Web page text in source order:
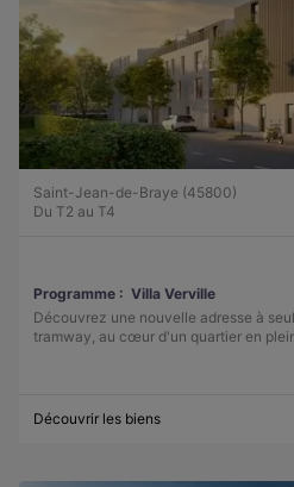
Saint-Jean-de-Braye (45800)
Du T2 au T4
Programme : Villa Verville
Découvrez une nouvelle adresse à
tramway, au cœur d'un quartier en
Découvrir les biens